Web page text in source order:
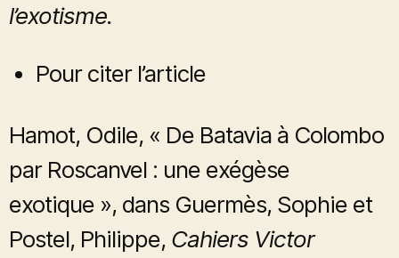
l’exotisme.
Pour citer l’article
Hamot, Odile, « De Batavia à Colombo
par Roscanvel : une exégèse
exotique », dans Guermès, Sophie et
Postel, Philippe, Cahiers Victor